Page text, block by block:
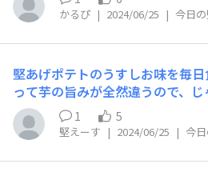
かるぴ | 2024/06/25 | 今日
堅あげポテトのうすしお味を毎
って芋の旨みが全然違うので、
使って、芋の生産地と種類を確認
が、100袋以上食べた傾向的に私
ツクチップが使われた堅あげポ
ます。
1 5
堅えーす | 2024/06/25 | 今